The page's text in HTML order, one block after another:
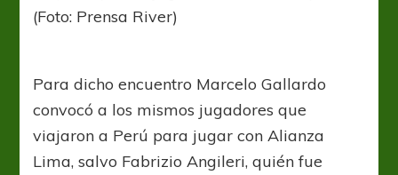
(Foto: Prensa River)
Para dicho encuentro Marcelo Gallardo
convocó a los mismos jugadores que
viajaron a Perú para jugar con Alianza
Lima, salvo Fabrizio Angileri, quién fue